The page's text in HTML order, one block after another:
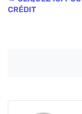
CRÉDIT